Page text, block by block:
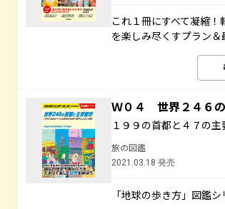
これ１冊にすべて凝縮
を楽しみ尽くすプラン＆
Ｗ０４ 世界２４６
１９９の首都と４７の
旅の図鑑
2021.03.18 発売
「地球の歩き方」図鑑